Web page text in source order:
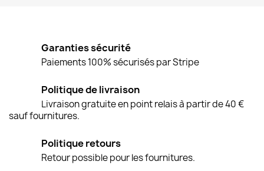
Garanties sécurité
Paiements 100% sécurisés par Stripe
Politique de livraison
Livraison gratuite en point relais à partir de 40 €
sauf fournitures.
Politique retours
Retour possible pour les fournitures.